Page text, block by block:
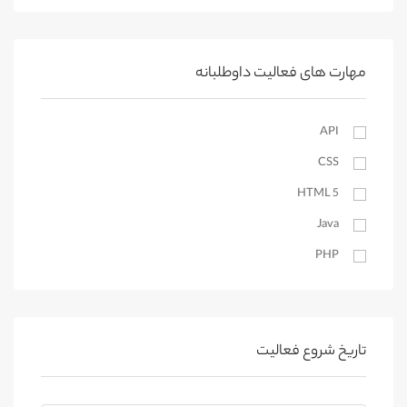
خنداب
اراک
آستارا
آستانه اشرفیه
بندرانزلی
لاهیجان
رودسر
رضوانشهر
املش
مهارت های فعالیت داوطلبانه
API
CSS
HTML 5
Java
PHP
WordPress
ترجمه
تاریخ شروع فعالیت